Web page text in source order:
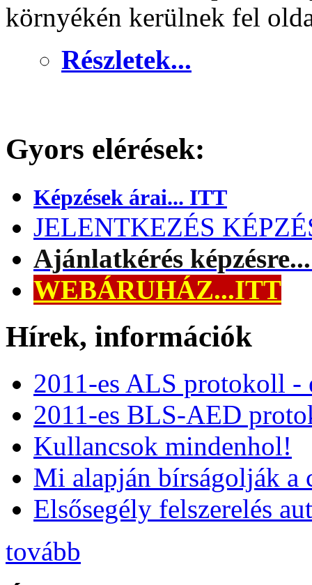
környékén kerülnek fel
Részletek...
Gyors elérések:
Képzések árai... ITT
JELENTKEZÉS
Ajánlatkérés
WEBÁRUHÁZ...ITT
Hírek, információk
2011-es ALS protokoll -
2011-es BLS-AED
Kullancsok mindenhol!
Mi alapján bírságolják a
Elsősegély felszerelés
tovább